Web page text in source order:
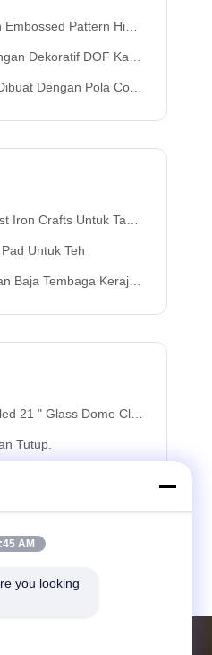
GlassTea Cup Tumbler Minum Gelas
Rock Glass Cup Pesta Pernikahan Hadiah Anggur
Yang Membawa Sukacita Untuk Pengaturan Meja Anda
Crafts Untuk Taman
Untuk Teh
Kerajinan Baja Cairan
" Glass Dome Cloche
Tutup.
Untuk Dapur
AM
you looking